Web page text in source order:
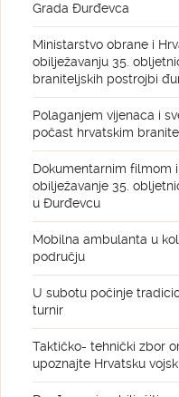
Grada Đurđevca
Ministarstvo obrane i
obilježavanju 35.
braniteljskih postrojbi
Polaganjem vijenaca i
počast hrvatskim
Dokumentarnim filmom
obilježavanje 35.
u Đurđevcu
Mobilna ambulanta u
području
U subotu počinje
turnir
Taktičko- tehnički zbor
upoznajte Hrvatsku